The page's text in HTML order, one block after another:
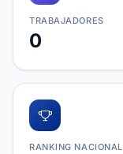
TRABAJADORES
0
RANKING NACIONAL